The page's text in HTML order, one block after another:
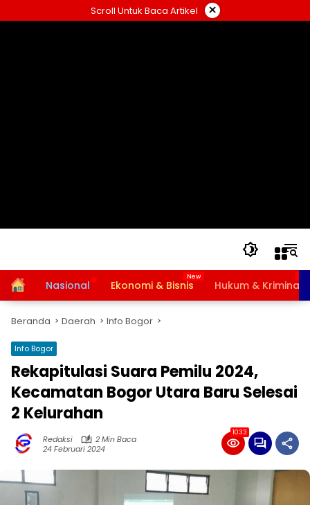
ke
Scroll Untuk Baca Artikel ×
HomeNasional Ekonomi & Bisnis Hukum & Kriminal
Beranda Daerah Info Bogor
Info Bogor
Rekapitulasi Suara Pemilu 2024,
Kecamatan Bogor Utara Baru Selesai
2 Kelurahan
Redaksi
2 Min Baca
24 Februari 2024
1033